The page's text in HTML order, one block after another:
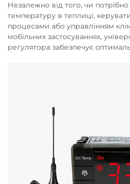
Незалежно від того, чи
температуру в теплиці,
процесами або управлінням
мобільних застосуваннях,
регулятора забезпечує